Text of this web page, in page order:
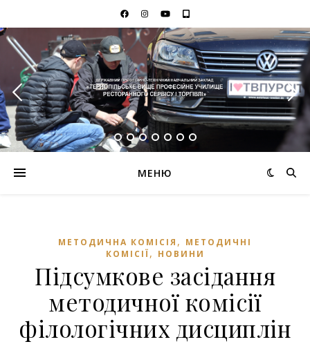
МЕНЮ
МЕТОДИЧНА КОМІСІЯ , МЕТОДИЧНІ
КОМІСІЇ, НОВИНИ
Підсумкове засідання
методичної комісії
філологічних дисциплін